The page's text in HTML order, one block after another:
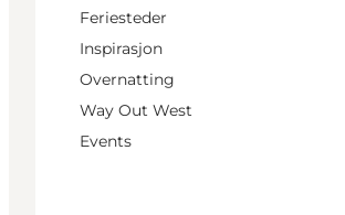
Feriesteder
Inspirasjon
Overnatting
Way Out West
Events